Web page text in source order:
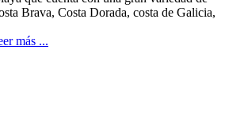
Brava, Costa Dorada, costa de Galicia,
más ...